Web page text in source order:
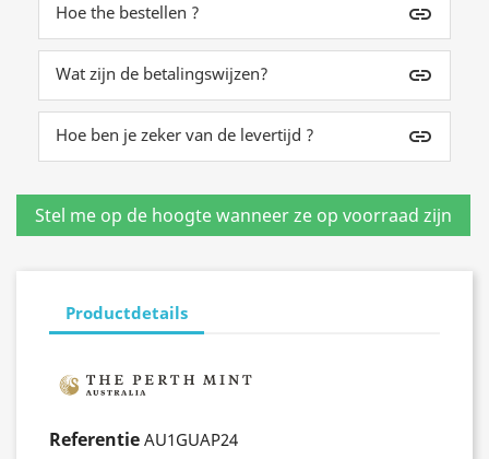
Hoe the bestellen ? insert_link
Wat zijn de betalingswijzen? insert_link
Hoe ben je zeker van de levertijd ? insert_link
Productdetails
Referentie AU1GUAP24